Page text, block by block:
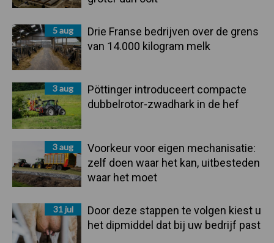
5 aug
Drie Franse bedrijven over de grens
van 14.000 kilogram melk
3 aug
Pöttinger introduceert compacte
dubbelrotor-zwadhark in de hef
3 aug
Voorkeur voor eigen mechanisatie:
zelf doen waar het kan, uitbesteden
waar het moet
31 jul
Door deze stappen te volgen kiest u
het dipmiddel dat bij uw bedrijf past